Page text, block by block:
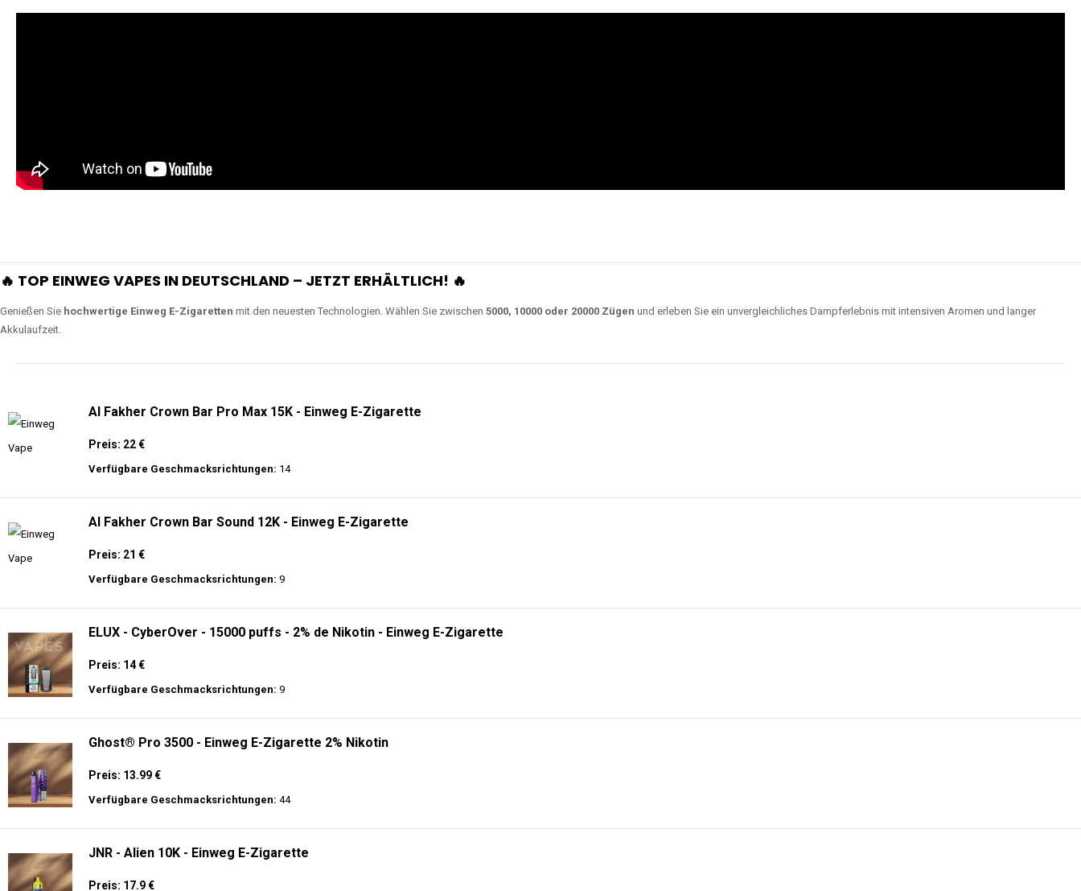
🔥 TOP EINWEG VAPES IN DEUTSCHLAND – JETZT ERHÄLTLICH! 🔥
Genießen Sie hochwertige Einweg E-Zigaretten mit den neuesten Technologien. Wählen Sie zwischen 5000, 10000 oder 20000 Zügen und erleben Sie ein unvergleichliches Dampferlebnis mit intensiven Aromen und langer
Akkulaufzeit.
Al Fakher Crown Bar Pro Max 15K - Einweg E-Zigarette
Preis: 22 €
Verfügbare Geschmacksrichtungen: 14
Al Fakher Crown Bar Sound 12K - Einweg E-Zigarette
Preis: 21 €
Verfügbare Geschmacksrichtungen: 9
ELUX - CyberOver - 15000 puffs - 2% de Nikotin - Einweg E-Zigarette
Preis: 14 €
Verfügbare Geschmacksrichtungen: 9
Ghost® Pro 3500 - Einweg E-Zigarette 2% Nikotin
Preis: 13.99 €
Verfügbare Geschmacksrichtungen: 44
JNR - Alien 10K - Einweg E-Zigarette
Preis: 17.9 €